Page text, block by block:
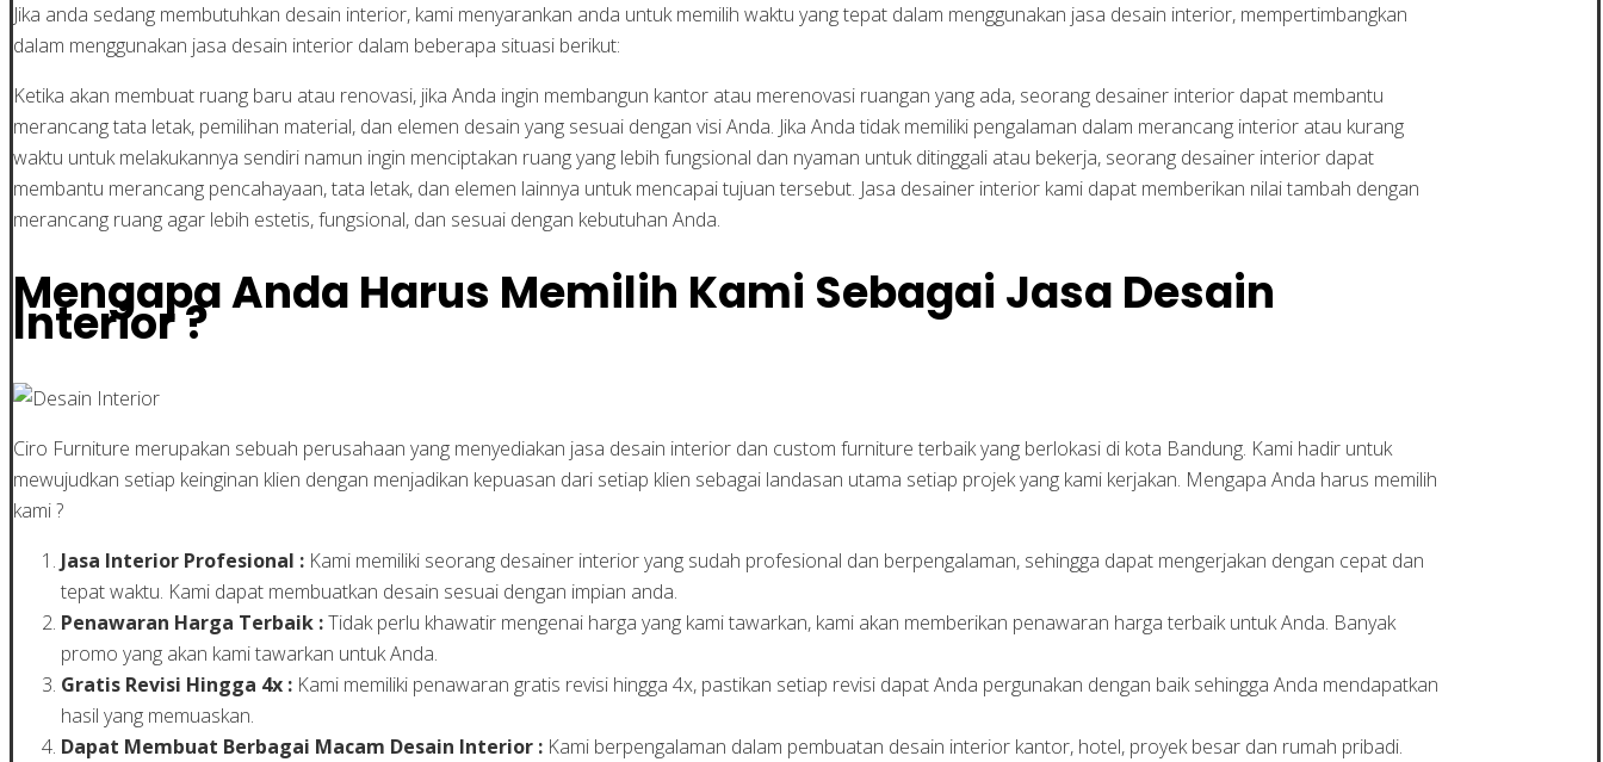
Jika anda sedang membutuhkan desain interior, kami menyarankan anda untuk memilih waktu yang tepat dalam menggunakan jasa desain interior, mempertimbangkan
dalam menggunakan jasa desain interior dalam beberapa situasi berikut:
Ketika akan membuat ruang baru atau renovasi, jika Anda ingin membangun kantor atau merenovasi ruangan yang ada, seorang desainer interior dapat membantu
merancang tata letak, pemilihan material, dan elemen desain yang sesuai dengan visi Anda. Jika Anda tidak memiliki pengalaman dalam merancang interior atau kurang
waktu untuk melakukannya sendiri namun ingin menciptakan ruang yang lebih fungsional dan nyaman untuk ditinggali atau bekerja, seorang desainer interior dapat
membantu merancang pencahayaan, tata letak, dan elemen lainnya untuk mencapai tujuan tersebut. Jasa desainer interior kami dapat memberikan nilai tambah dengan
merancang ruang agar lebih estetis, fungsional, dan sesuai dengan kebutuhan Anda.
Mengapa Anda Harus Memilih Kami Sebagai Jasa Desain
Interior ?
Ciro Furniture merupakan sebuah perusahaan yang menyediakan jasa desain interior dan custom furniture terbaik yang berlokasi di kota Bandung. Kami hadir untuk
mewujudkan setiap keinginan klien dengan menjadikan kepuasan dari setiap klien sebagai landasan utama setiap projek yang kami kerjakan. Mengapa Anda harus memilih
kami ?
Jasa Interior Profesional : Kami memiliki seorang desainer interior yang sudah profesional dan berpengalaman, sehingga dapat mengerjakan dengan cepat dan
tepat waktu. Kami dapat membuatkan desain sesuai dengan impian anda.
Penawaran Harga Terbaik :Tidak perlu khawatir mengenai harga yang kami tawarkan, kami akan memberikan penawaran harga terbaik untuk Anda. Banyak
promo yang akan kami tawarkan untuk Anda.
Gratis Revisi Hingga 4x : Kami memiliki penawaran gratis revisi hingga 4x, pastikan setiap revisi dapat Anda pergunakan dengan baik sehingga Anda mendapatkan
hasil yang memuaskan.
Dapat Membuat Berbagai Macam Desain Interior : Kami berpengalaman dalam pembuatan desain interior kantor, hotel, proyek besar dan rumah pribadi.